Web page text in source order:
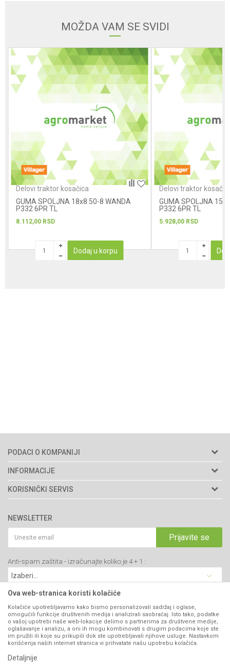
Poruka
POŠALJI
MOŽDA VAM SE SVIDI
Delovi traktor kosačica
GUMA SPOLJNA 18x8.50-8 WANDA
P332 6PR TL
8.112,00 RSD
Dodaj u korpu
Delovi traktor
GUMA SPOLJNA
P332 6PR TL
5.928,00 RSD
PODACI O KOMPANIJI
Agromarket doo
Adresa: Kraljevačkog bataljona 235/2
34000 Kragujevac, Srbija
webshop@agromarket.rs
PIB: 102135221
Matični broj: 07593252
INFORMACIJE
O nama
Prodavnice
Brendovi
Katalozi
Blog
Najčešća pitanja
KORISNIČKI SERVIS
Politika privatnosti
Kako kupiti
Isporuka
Click & Collect
Načini plaćanja
Plaćanje karticama
Web kredit Raiffeisen banke
Pravo na odustajanje
Reklamacije
NEWSLETTER
Prijavite se
Anti-spam zaštita - izračunajte koliko je 4 + 1 :
VIBER I SMS NEWSLETTER
Prijavite se
PRATITE NAS
Ova web-stranica koristi kolačiće
Kolačiće upotrebljavamo kako bismo personalizovali sadržaj i oglase,
omogućili funkcije društvenih medija i analizirali saobraćaj. Isto tako, podatke
o vašoj upotrebi naše web-lokacije delimo s partnerima za društvene medije,
oglašavanje i analizu, a oni ih mogu kombinovati s drugim podacima koje ste
im pružili ili koje su prikupili dok ste upotrebljavali njihove usluge. Nastavkom
korišćenja naših internet stranica vi prihvatate našu upotrebu kolačića.
Detaljnije